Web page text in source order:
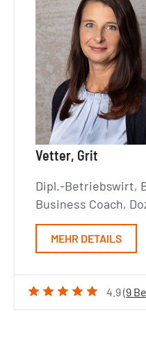
Vetter, Grit
Dipl.-Betriebswirt,
Business Coach,
MEHR DETAILS
4.9 (9